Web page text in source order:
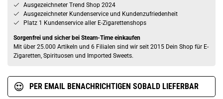
Ausgezeichneter Trend Shop 2024
Ausgezeichneter Kundenservice und Kundenzufriedenheit
Platz 1 Kundenservice aller E-Zigarettenshops
Sorgenfrei und sicher bei Steam-Time einkaufen
Mit über 25.000 Artikeln und 6 Filialen sind wir seit 2015 Dein Shop für E-
Zigaretten, Spirituosen und Imported Sweets.
PER EMAIL BENACHRICHTIGEN SOBALD LIEFERBAR